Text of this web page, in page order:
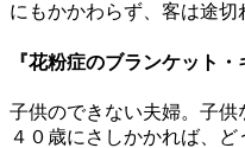
にもかかわらず、客は途切
『花粉症のブランケット・
子供のできない夫婦。子供
４０歳にさしかかれば、ど